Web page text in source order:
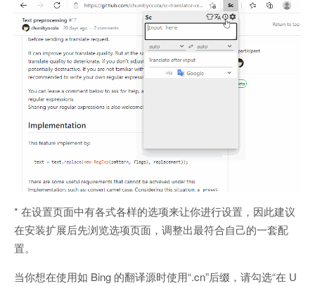
* 在设置页面中有各式各样的选项来让你进行设置，因此建议
在安装扩展后先浏览选项页面，调整出最符合自己的一套配
置。
当你想在使用如 Bing 的翻译源时使用“.cn”后缀，请勾选“在 U